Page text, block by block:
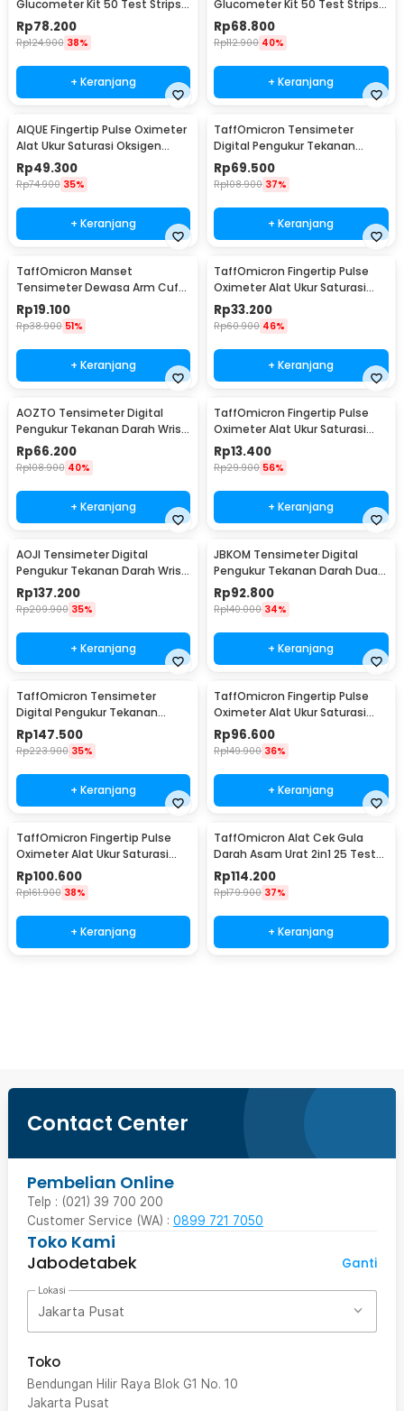
Glucometer Kit 50 Test Strips -
G058
Rp78.200
Rp124.900 38%
+ Keranjang
Glucometer Kit 50 Test Strips -
HH-XT520
Rp68.800
Rp112.900 40%
+ Keranjang
AIQUE Fingertip Pulse Oximeter
Alat Ukur Saturasi Oksigen
Darah - TY-05
Rp49.300
Rp74.900 35%
+ Keranjang
TaffOmicron Tensimeter
Digital Pengukur Tekanan
Darah Indonesia Voice - A01
Rp69.500
Rp108.900 37%
+ Keranjang
TaffOmicron Manset
Tensimeter Dewasa Arm Cuff
Replacement 17-22cm - BX17
Rp19.100
Rp38.900 51%
+ Keranjang
TaffOmicron Fingertip Pulse
Oximeter Alat Ukur Saturasi
Oksigen Darah - A6
Rp33.200
Rp60.900 46%
+ Keranjang
AOZTO Tensimeter Digital
Pengukur Tekanan Darah Wrist
Monitor with Voice - BP-502
Rp66.200
Rp108.900 40%
+ Keranjang
TaffOmicron Fingertip Pulse
Oximeter Alat Ukur Saturasi
Oksigen Darah - SMH-01
Rp13.400
Rp29.900 56%
+ Keranjang
AOJI Tensimeter Digital
Pengukur Tekanan Darah Wrist
English Voice - WRS-35E
Rp137.200
Rp209.900 35%
+ Keranjang
JBKOM Tensimeter Digital
Pengukur Tekanan Darah Dual
Power Bahasa Indonesia - BK-
803
Rp92.800
Rp140.000 34%
+ Keranjang
TaffOmicron Tensimeter
Digital Pengukur Tekanan
Darah English Voice - YM-5L8
Rp147.500
Rp223.900 35%
+ Keranjang
TaffOmicron Fingertip Pulse
Oximeter Alat Ukur Saturasi
Oksigen Darah - PO-A2AO
Rp96.600
Rp149.900 36%
+ Keranjang
TaffOmicron Fingertip Pulse
Oximeter Alat Ukur Saturasi
Oksigen Darah - PO-C6AO
Rp100.600
Rp161.900 38%
+ Keranjang
TaffOmicron Alat Cek Gula
Darah Asam Urat 2in1 25 Test
Strips - T3
Rp114.200
Rp179.900 37%
+ Keranjang
Contact Center
Pembelian Online
Telp : (021) 39 700 200
Customer Service (WA) : 0899 721 7050
Toko Kami
Jabodetabek
Ganti
Lokasi
Jakarta Pusat
Toko
Bendungan Hilir Raya Blok G1 No. 10
Jakarta Pusat